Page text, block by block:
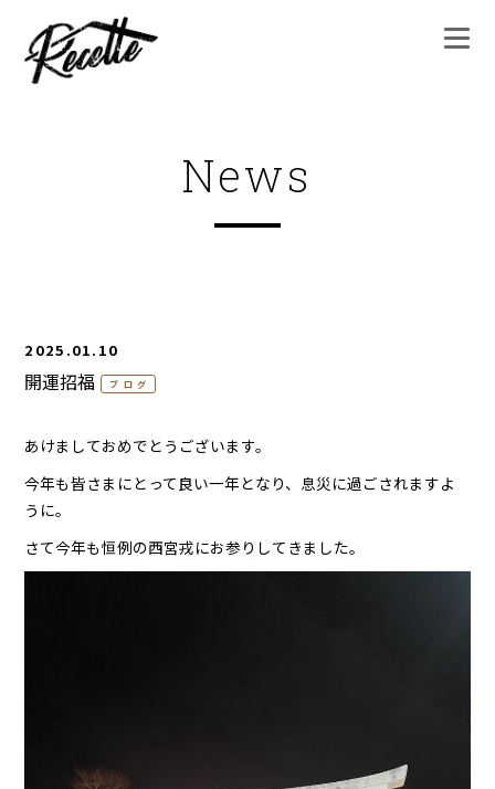
News
2025.01.10
開運招福 ブログ
あけましておめでとうございます。
今年も皆さまにとって良い一年となり、息災に過ごされますよ
うに。
さて今年も恒例の西宮戎にお参りしてきました。